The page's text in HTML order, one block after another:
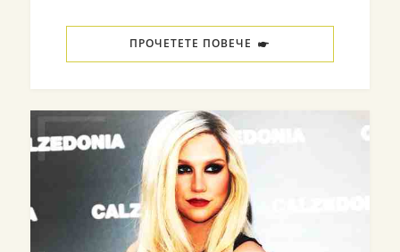
ПРОЧЕТЕТЕ ПОВЕЧЕ